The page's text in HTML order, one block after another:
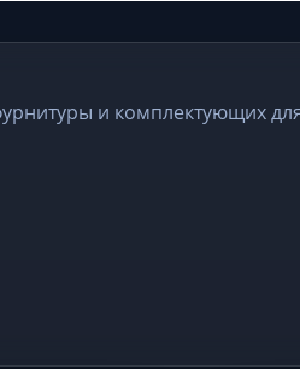
и комплектующих